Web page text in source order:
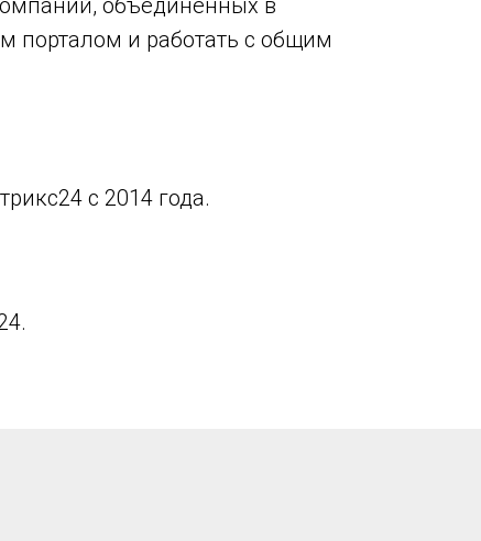
порталом и работать с общим
с 2014 года.